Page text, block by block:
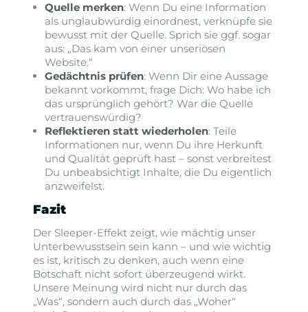
Quelle merken: Wenn Du eine Information
als unglaubwürdig einordnest, verknüpfe sie
bewusst mit der Quelle. Sprich sie ggf. sogar
aus: „Das kam von einer unseriösen
Website.“
Gedächtnis prüfen: Wenn Dir eine Aussage
bekannt vorkommt, frage Dich: Wo habe ich
das ursprünglich gehört? War die Quelle
vertrauenswürdig?
Reflektieren statt wiederholen: Teile
Informationen nur, wenn Du ihre Herkunft
und Qualität geprüft hast – sonst verbreitest
Du unbeabsichtigt Inhalte, die Du eigentlich
anzweifelst.
Fazit
Der Sleeper-Effekt zeigt, wie mächtig unser
Unterbewusstsein sein kann – und wie wichtig
es ist, kritisch zu denken, auch wenn eine
Botschaft nicht sofort überzeugend wirkt.
Unsere Meinung wird nicht nur durch das
„Was“, sondern auch durch das „Woher“